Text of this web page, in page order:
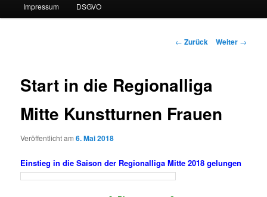
Impressum DSGVO
Beitrags-
← Zurück Weiter →
Start in die Regionalliga
Mitte Kunstturnen Frauen
Veröffentlicht am6. Mai 2018
Einstieg in die Saison der Regionalliga Mitte 2018 gelungen